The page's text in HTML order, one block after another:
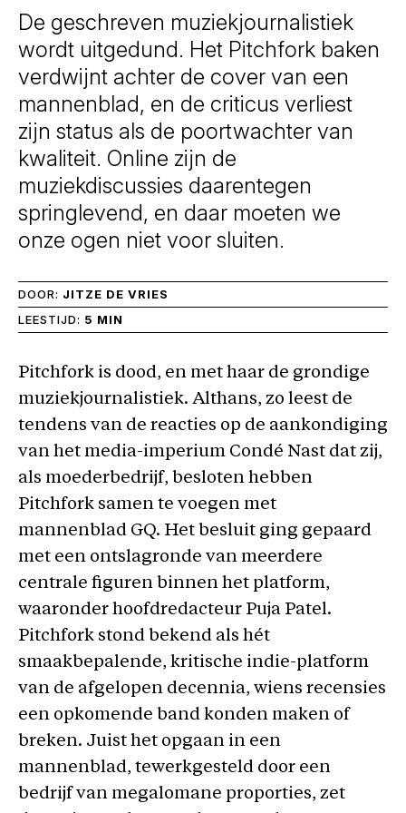
De geschreven muziekjournalistiek
wordt uitgedund. Het Pitchfork baken
verdwijnt achter de cover van een
mannenblad, en de criticus verliest
zijn status als de poortwachter van
kwaliteit. Online zijn de
muziekdiscussies daarentegen
springlevend, en daar moeten we
onze ogen niet voor sluiten.
DOOR: JITZE DE VRIES
LEESTIJD: 5 MIN
Pitchfork is dood, en met haar de grondige
muziekjournalistiek. Althans, zo leest de
tendens van de reacties op de aankondiging
van het media-imperium Condé Nast dat zij,
als moederbedrijf, besloten hebben
Pitchfork samen te voegen met
mannenblad GQ. Het besluit ging gepaard
met een ontslagronde van meerdere
centrale figuren binnen het platform,
waaronder hoofdredacteur Puja Patel.
Pitchfork stond bekend als hét
smaakbepalende, kritische indie-platform
van de afgelopen decennia, wiens recensies
een opkomende band konden maken of
breken. Juist het opgaan in een
mannenblad, tewerkgesteld door een
bedrijf van megalomane proporties, zet